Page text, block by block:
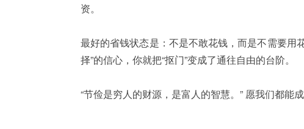
资。
最好的省钱状态是：不是不敢花钱，而是不需要用
择”的信心，你就把“抠门”变成了通往自由的台阶。
“节俭是穷人的财源，是富人的智慧。” 愿我们都能